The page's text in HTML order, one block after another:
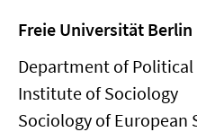
Freie Universität Berlin
Department of Political
Institute of Sociology
Sociology of European